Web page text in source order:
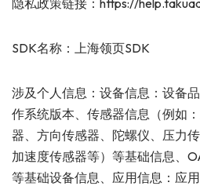
隐私政策链接：https://
SDK名称：上海领页SDK
涉及个人信息：设备信息：设备
作系统版本、传感器信息（例如
器、方向传感器、陀螺仪、压力
加速度传感器等）等基础信息、
等基础设备信息、应用信息：应